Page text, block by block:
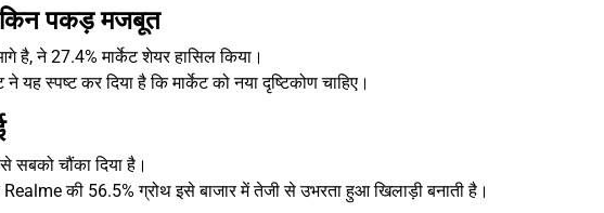
पकड़ मजबूत
है, ने 27.4% मार्केट शेयर हासिल किया।
यह स्पष्ट कर दिया है कि मार्केट को नया दृष्टिकोण चाहिए।
चौंका दिया है।
की 56.5% ग्रोथ इसे बाजार में तेजी से उभरता हुआ खिलाड़ी बनाती है।